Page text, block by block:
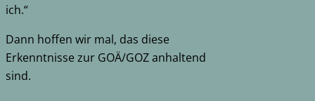
ich.“
Dann hoffen wir mal, das diese
Erkenntnisse zur GOÄ/GOZ anhaltend
sind.